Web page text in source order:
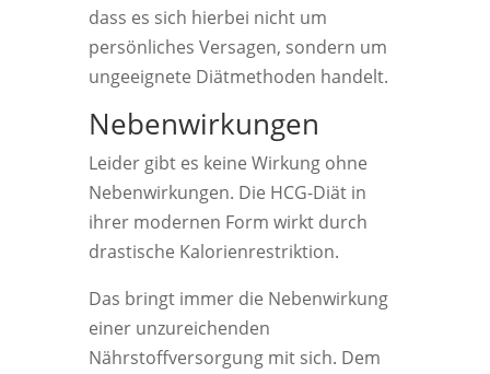
dass es sich hierbei nicht um
persönliches Versagen, sondern um
ungeeignete Diätmethoden handelt.
Nebenwirkungen
Leider gibt es keine Wirkung ohne
Nebenwirkungen. Die HCG-Diät in
ihrer modernen Form wirkt durch
drastische Kalorienrestriktion.
Das bringt immer die Nebenwirkung
einer unzureichenden
Nährstoffversorgung mit sich. Dem